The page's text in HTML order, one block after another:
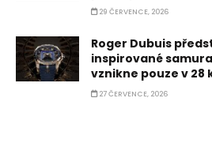
29 ČERVENCE, 2026
Roger Dubuis
inspirované
vznikne pouze v 28
27 ČERVENCE, 2026